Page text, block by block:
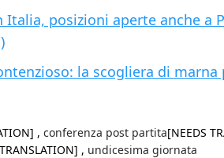
posizioni aperte anche a
la scogliera di marna
, conferenza post partita[NEEDS
, undicesima giornata